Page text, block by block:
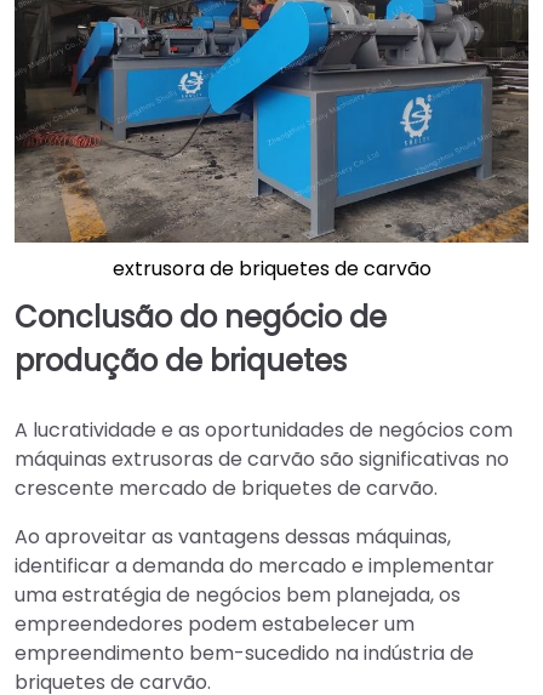
extrusora de briquetes de carvão
Conclusão do negócio de
produção de briquetes
A lucratividade e as oportunidades de negócios com
máquinas extrusoras de carvão são significativas no
crescente mercado de briquetes de carvão.
Ao aproveitar as vantagens dessas máquinas,
identificar a demanda do mercado e implementar
uma estratégia de negócios bem planejada, os
empreendedores podem estabelecer um
empreendimento bem-sucedido na indústria de
briquetes de carvão.